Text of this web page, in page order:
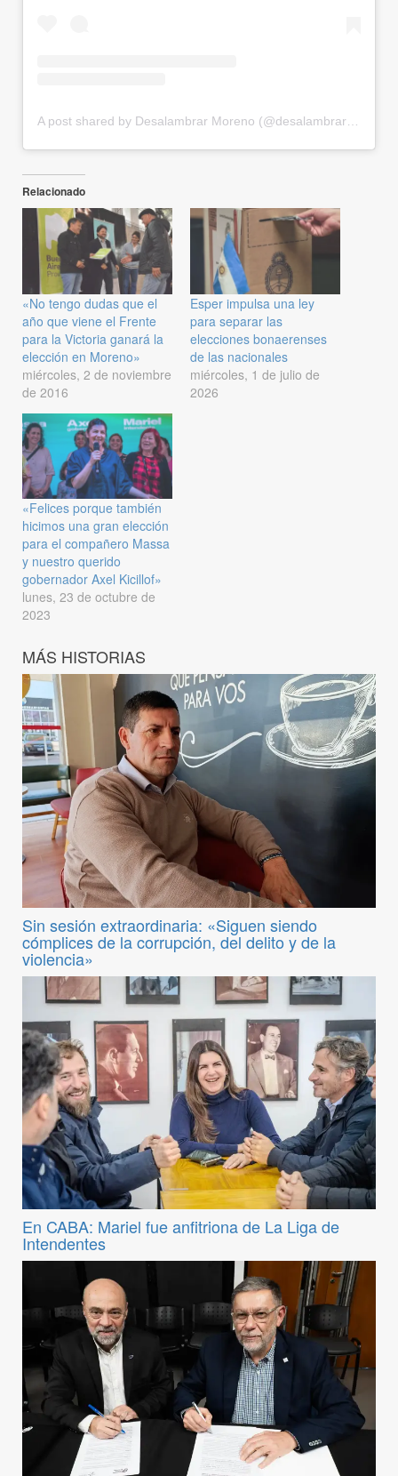
Relacionado
«No tengo dudas que el
año que viene el Frente
para la Victoria ganará la
elección en Moreno»
miércoles, 2 de noviembre
de 2016
Esper impulsa una ley
para separar las
elecciones bonaerenses
de las nacionales
miércoles, 1 de julio de
2026
«Felices porque también
hicimos una gran elección
para el compañero Massa
y nuestro querido
gobernador Axel Kicillof»
lunes, 23 de octubre de
2023
MÁS HISTORIAS
Sin sesión extraordinaria: «Siguen siendo
cómplices de la corrupción, del delito y de la
violencia»
En CABA: Mariel fue anfitriona de La Liga de
Intendentes